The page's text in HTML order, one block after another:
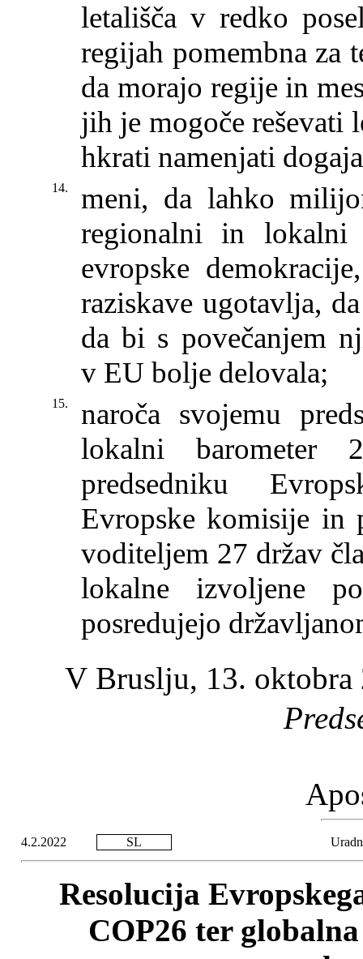
letališča v redko
regijah pomembna za
da morajo regije in
jih je mogoče reševati
hkrati namenjati
14.
meni, da lahko
regionalni in lokalni
evropske
raziskave ugotavlja,
da bi s povečanjem
v EU bolje delovala;
15.
naroča svojemu
lokalni barometer
predsedniku
Evropske komisije in
voditeljem 27 držav
lokalne izvoljene
posredujejo
V Bruslju, 13. oktobra
4.2.2022 SL
Resolucija
COP26 ter